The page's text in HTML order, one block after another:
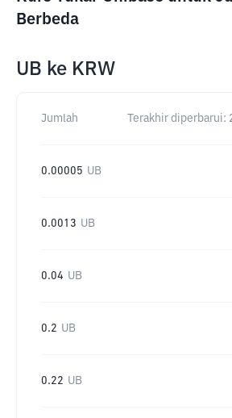
Berbeda
UB ke KRW
Jumlah Terakhir diperbarui:
0.00005 UB
0.0013 UB
0.04 UB
0.2 UB
0.22 UB